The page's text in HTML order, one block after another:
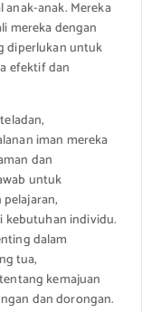
anak. Mereka
mereka dengan
diperlukan untuk
efektif dan
iman mereka
dan
untuk
kebutuhan individu.
dalam
tua,
kemajuan
dan dorongan.